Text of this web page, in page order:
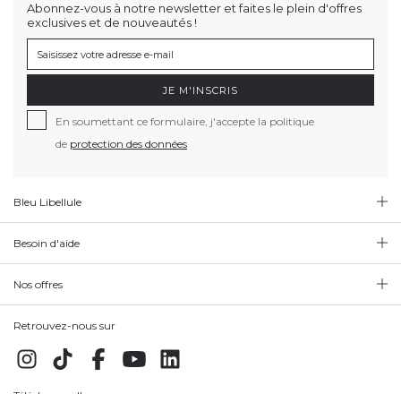
Abonnez-vous à notre newsletter et faites le plein d'offres
exclusives et de nouveautés !
JE M'INSCRIS
En soumettant ce formulaire, j'accepte la politique
de protection des données
Bleu Libellule
Besoin d'aide
Nos offres
Retrouvez-nous sur